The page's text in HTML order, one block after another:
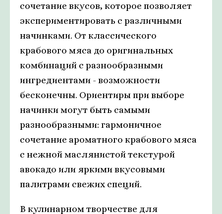
сочетание вкусов, которое позволяет
экспериментировать с различными
начинками. От классического
крабового мяса до оригинальных
комбинаций с разнообразными
ингредиентами - возможности
бесконечны. Ориентиры при выборе
начинки могут быть самыми
разнообразными: гармоничное
сочетание ароматного крабового мяса
с нежной маслянистой текстурой
авокадо или яркими вкусовыми
палитрами свежих специй.
В кулинарном творчестве для